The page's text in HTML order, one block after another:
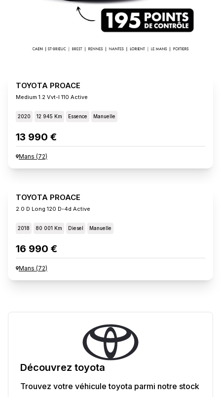
TOYOTA PROACE
Medium 1.2 Vvt-I 110 Active
2020 12 945 Km Essence Manuelle
13 990 €
Mans (72)
TOYOTA PROACE
2.0 D Long 120 D-4d Active
2018 80 001 Km Diesel Manuelle
16 990 €
Mans (72)
Découvrez toyota
Trouvez votre véhiculetoyota parmi notre stock